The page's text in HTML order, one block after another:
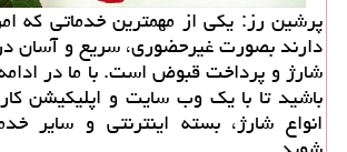
پرشین رز: یكی از مهمترین خدماتی كه
دارند بصورت غیرحضوری، سریع و آسان
شارژ و پرداخت قبوض است. با ما در
باشید تا با یك وب سایت و اپلیكیشن
انواع شارژ، بسته اینترنتی و سایر